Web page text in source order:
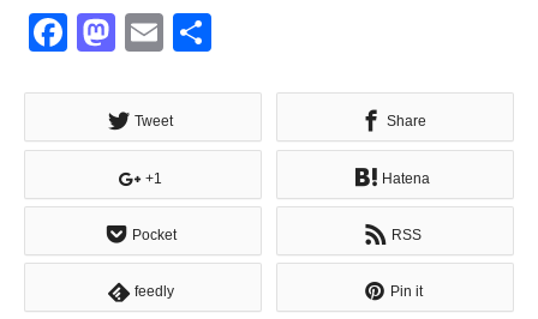
Facebook
Mastodon
Email
Tweet Share
+1 Hatena
Pocket RSS
feedly Pin it